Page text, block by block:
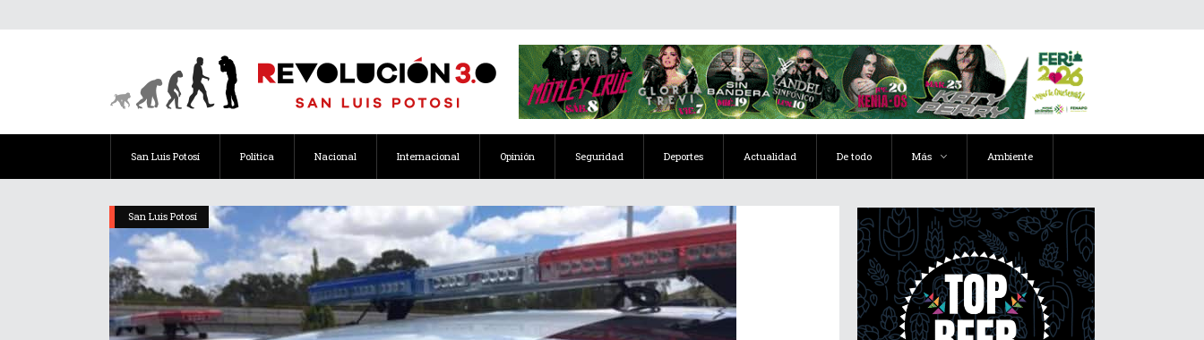
San Luis Potosí Política Nacional Internacional Opinión Seguridad Deportes Actualidad De todo Más Ambiente
San Luis Potosí